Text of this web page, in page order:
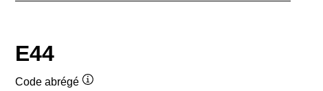
E44
Code abrégé